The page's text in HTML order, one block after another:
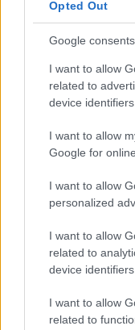
Opted Out
Google consents
I want to allow
related to
device identifiers
I want to allow
Google for
I want to allow
personalized
I want to allow
related to
device identifiers
I want to allow
related to
A Klubrádió a
Január 6-án,
óra 20 perckor
vezetett úgymond